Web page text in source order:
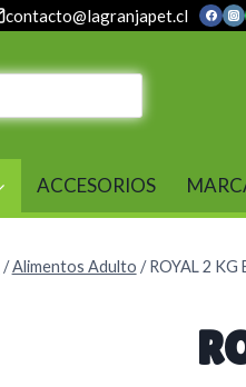
contacto@lagranjapet.cl
ACCESORIOS
/ Alimentos Adulto / ROYAL 2 KG